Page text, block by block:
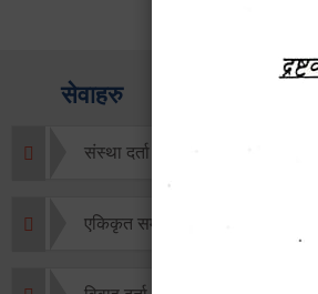
सेवाहरु
संस्था दर्ता सिफारिस
एकिकृत सम्पत्ति कर/घर जग्गा कर